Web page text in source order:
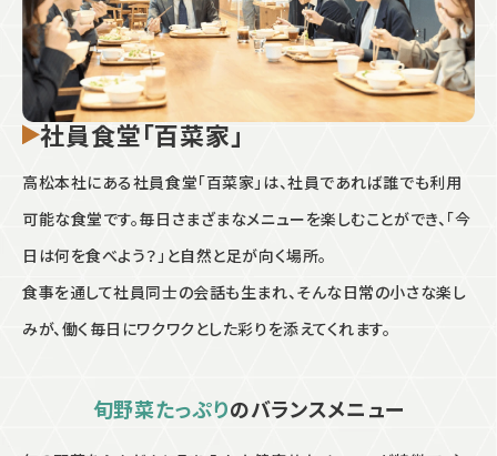
社員食堂「百菜家」
高松本社にある社員食堂「百菜家」は、社員であれば誰でも利用
可能な食堂です。毎日さまざまなメニューを楽しむことができ、「今
日は何を食べよう？」と自然と足が向く場所。
食事を通して社員同士の会話も生まれ、そんな日常の小さな楽し
みが、働く毎日にワクワクとした彩りを添えてくれます。
旬野菜たっぷりのバランスメニュー